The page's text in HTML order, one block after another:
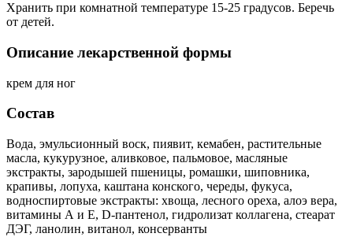
Хранить при комнатной температуре 15-25 градусов. Беречь
от детей.
Описание лекарственной формы
крем для ног
Состав
Вода, эмульсионный воск, пиявит, кемабен, растительные
масла, кукурузное, аливковое, пальмовое, масляные
экстракты, зародышей пшеницы, ромашки, шиповника,
крапивы, лопуха, каштана конского, череды, фукуса,
водноспиртовые экстракты: хвоща, лесного ореха, алоэ вера,
витамины А и Е, D-пантенол, гидролизат коллагена, стеарат
ДЭГ, ланолин, витанол, консерванты